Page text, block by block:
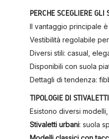
PERCHÉ SCEGLIERE
Il vantaggio principale
Vestibilità regolabile
Diversi stili: casual,
Disponibili con suola
Dettagli di tendenza:
TIPOLOGIE DI
Esistono diversi
Stivaletti urbani: suola